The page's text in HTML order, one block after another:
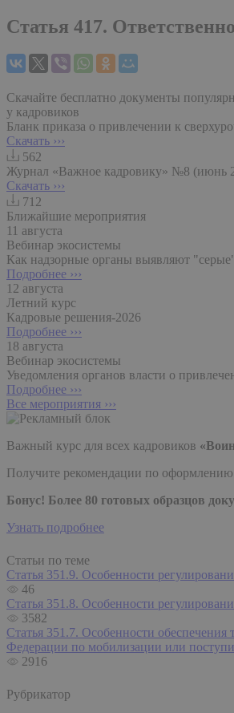
Статья 417.
Скачайте бесплатно документы
у кадровиков
Бланк приказа о привлечении к
Скачать ›››
562
Журнал «Важное кадровику» №8 (июнь
Скачать ›››
712
Ближайшие мероприятия
11 августа
Вебинар экосистемы
Как надзорные органы выявляют
Подробнее ›››
12 августа
Летний курс
Кадровые решения-2026
Подробнее ›››
18 августа
Вебинар экосистемы
Уведомления органов власти о
Подробнее ›››
Все мероприятия ›››
Важный курс для всех кадровиков
Получите рекомендации по оформлению
Бонус! Более 80 готовых образцов
Узнать подробнее
Статьи по теме
Статья 351.9. Особенности
46
Статья 351.8. Особенности
3582
Статья 351.7. Особенности
Федерации по мобилизации или
2916
Рубрикатор